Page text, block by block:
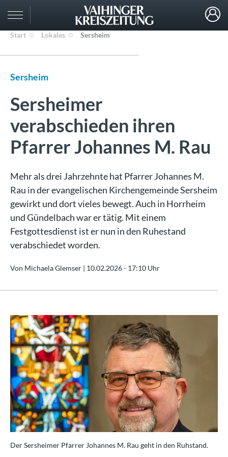
Start Lokales Sersheim
Sersheim
Sersheimer
verabschieden ihren
Pfarrer Johannes M. Rau
Mehr als drei Jahrzehnte hat Pfarrer Johannes M.
Rau in der evangelischen Kirchengemeinde Sersheim
gewirkt und dort vieles bewegt. Auch in Horrheim
und Gündelbach war er tätig. Mit einem
Festgottesdienst ist er nun in den Ruhestand
verabschiedet worden.
Von Michaela Glemser | 10.02.2026 - 17:10 Uhr
Der Sersheimer Pfarrer Johannes M. Rau geht in den Ruhstand.